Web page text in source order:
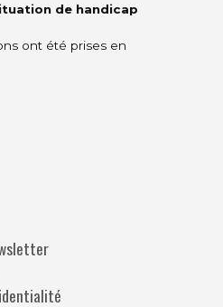
de handicap
ont été prises en